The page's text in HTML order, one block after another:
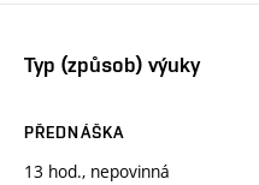
Typ (způsob) výuky
PŘEDNÁŠKA
13 hod., nepovinná